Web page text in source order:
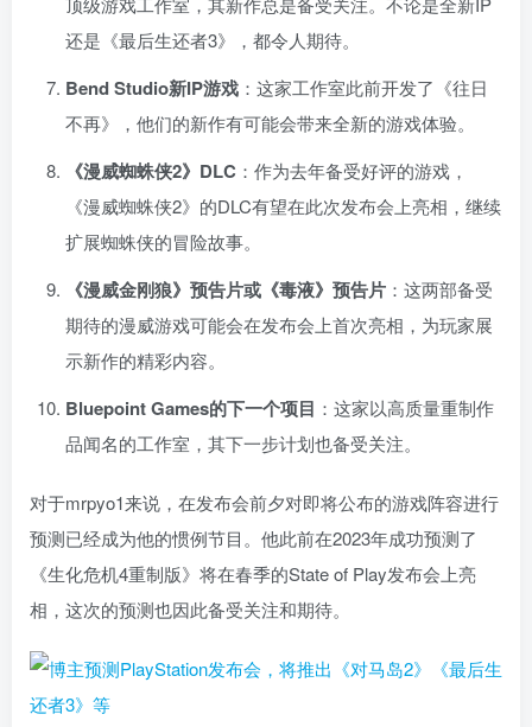
还是《最后生还者3》，都令人期待。
Bend Studio新IP游戏 ：这家工作室此前开发了《往日
不再》，他们的新作有可能会带来全新的游戏体验。
《漫威蜘蛛侠2》DLC ：作为去年备受好评的游戏，
《漫威蜘蛛侠2》的DLC有望在此次发布会上亮相，继续
扩展蜘蛛侠的冒险故事。
《漫威金刚狼》预告片或《毒液》预告片 ：这两部备受
期待的漫威游戏可能会在发布会上首次亮相，为玩家展
示新作的精彩内容。
Bluepoint Games的下一个项目 ：这家以高质量重制作
品闻名的工作室，其下一步计划也备受关注。
对于mrpyo1来说，在发布会前夕对即将公布的游戏阵容进行
预测已经成为他的惯例节目。他此前在2023年成功预测了
《生化危机4重制版》将在春季的State of Play发布会上亮
相，这次的预测也因此备受关注和期待。